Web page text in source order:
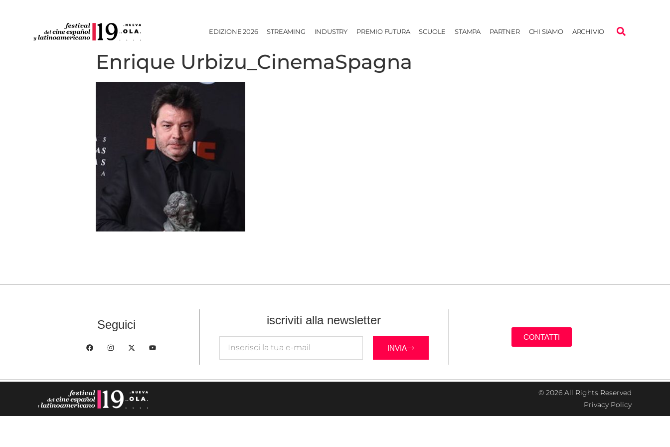
EDIZIONE 2026 STREAMING INDUSTRY PREMIO FUTURA SCUOLE STAMPA PARTNER CHI SIAMO ARCHIVIO
Enrique Urbizu_CinemaSpagna
Seguici iscriviti alla newsletter
INVIA
CONTATTI
© 2026 All Rights Reserved
Privacy Policy